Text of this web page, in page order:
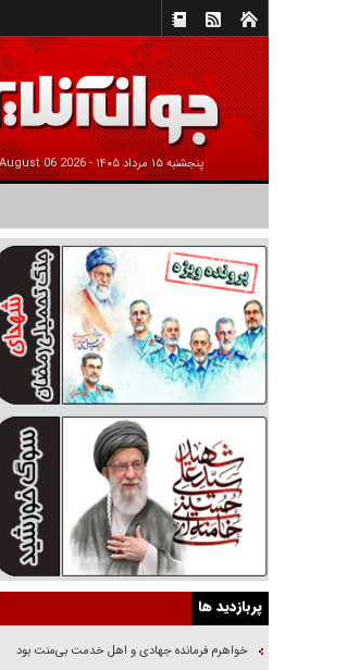
پنجشنبه ۱۵ مرداد ۱۴۰۵ - 2026 August 06
پربازدید ها
خواهرم فرمانده جهادی و اهل خدمت بی‌منت بود